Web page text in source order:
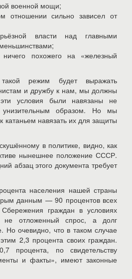
военной мощи;
отношении сильно зависел от
власти над главными
ничего похожего на «железный
режим будет выражать
и дружбу к нам, мы должны
эти условия были навязаны не
унизительным образом. Но мы
катаньем навязать их для защиты
в политике, видно, как
нынешнее положение СССР.
абзац этого документа требует
населения нашей страны
данным — 90 процентов всех
граждан в условиях
не отложенный спрос, а долг
Но очевидно, что в таком случае
2,3 процента своих граждан.
процента, по свидетельству
и факты», имеют законные